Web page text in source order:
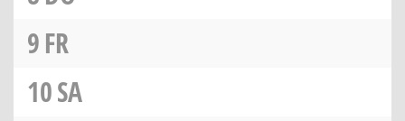
9FR
10SA